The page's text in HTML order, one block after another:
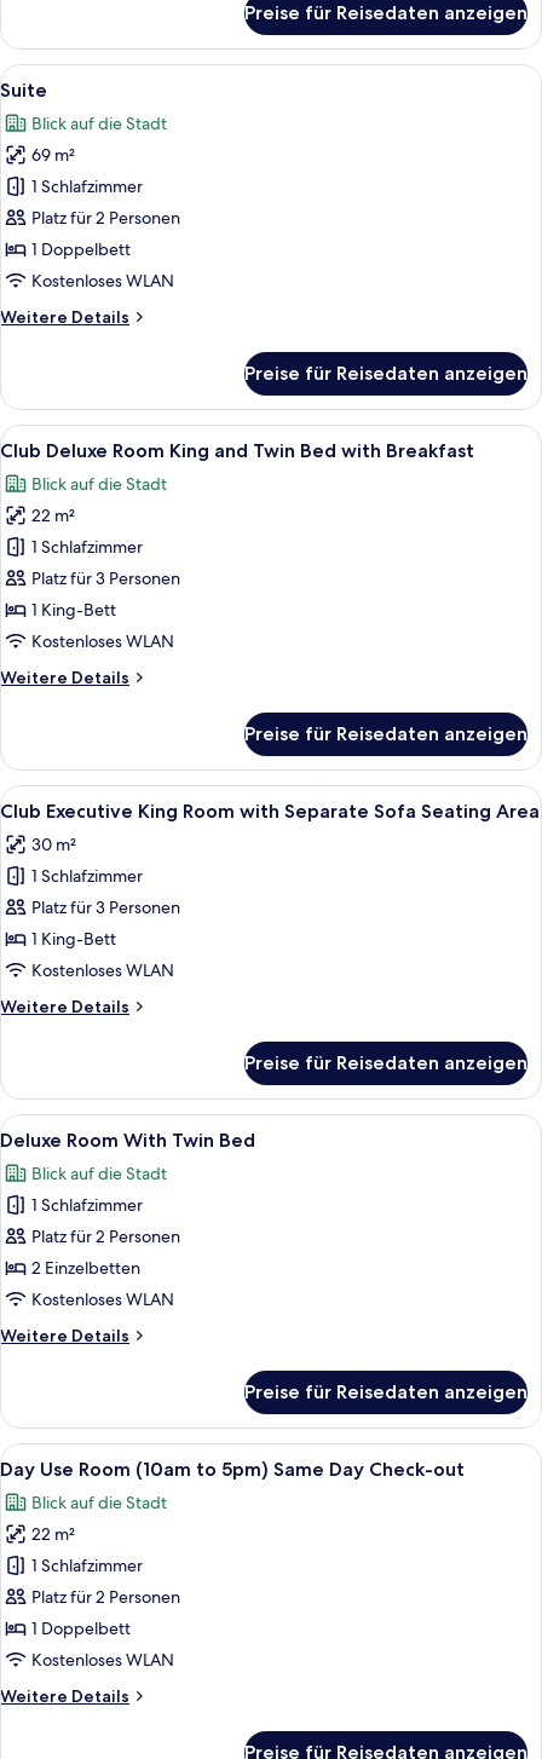
Room
Preise für Reisedaten anzeigen
Alle
Fotos
für
Suite
anzeigen
Ein Hotelzimmer mit einem großen
11
Suite
Blick auf die Stadt
69 m²
1 Schlafzimmer
Platz für 2 Personen
1 Doppelbett
Kostenloses WLAN
Weitere Details
Weitere
Preise für Reisedaten anzeigen
Alle
Fotos
für
Club
Deluxe
Room
King
and
Bed
anzeigen
Ein Hotelzimmer mit einem großen
20
Club Deluxe Room King and Twin Bed with Breakfast
Blick auf die Stadt
22 m²
1 Schlafzimmer
Platz für 3 Personen
1 King-Bett
Kostenloses WLAN
Weitere Details
Weitere
Deluxe
Room
King
Twin
Bed
with
Breakfast
Preise für Reisedaten anzeigen
Alle
Fotos
für
Club
Executive
King
Room
Separate
Area
anzeigen
Ein Hotelzimmer mit einem großen
10
Club Executive King Room with Separate Sofa Seating Area
30 m²
1 Schlafzimmer
Platz für 3 Personen
1 King-Bett
Kostenloses WLAN
Weitere Details
Weitere
Executive
King
Room
Separate
Sofa
Seating
Area
Preise für Reisedaten anzeigen
Alle
Fotos
für
Deluxe
Room
With
Twin
anzeigen
Ein Hotelzimmer mit zwei Betten,
9
Deluxe Room With Twin Bed
Blick auf die Stadt
1 Schlafzimmer
Platz für 2 Personen
2 Einzelbetten
Kostenloses WLAN
Weitere Details
Weitere
Room
With
Twin
Bed
Preise für Reisedaten anzeigen
Alle
Fotos
für
Day
Use
Room
(10am
to
Same
Ein Hotelzimmer mit einem großen
4
Day Use Room (10am to 5pm) Same Day Check-out
Blick auf die Stadt
22 m²
1 Schlafzimmer
Platz für 2 Personen
1 Doppelbett
Kostenloses WLAN
Weitere Details
Weitere
Preise für Reisedaten anzeigen